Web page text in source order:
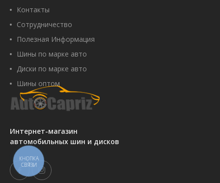
Интернет-магазин
автомобильных шин и дисков
Контакты
Сотрудничество
Полезная Информация
Шины по марке авто
Диски по марке авто
Шины оптом
КНОПКА
СВЯЗИ